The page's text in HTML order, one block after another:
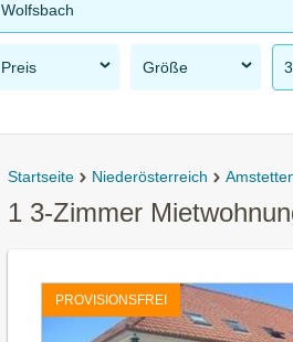
Wolfsbach
Preis Größe
Startseite Niederösterreich
1 3-Zimmer
PROVISIONSFREI